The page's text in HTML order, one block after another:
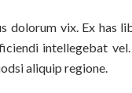
vix. Ex has
intellegebat
aliquip regione.